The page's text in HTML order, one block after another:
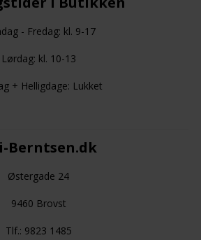
Berntsen.dk
Østergade 24
9460 Brovst
Tlf.: 9823 1485
- Fredag: kl. 9-17
Lørdag: kl. 10-13
+ Helligdage: Lukket